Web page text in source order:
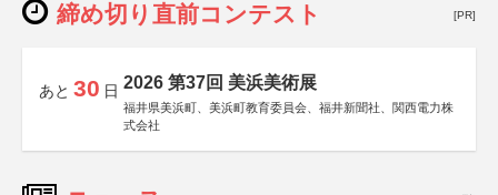
締め切り直前コンテスト [PR]
あと 30 日 2026 第37回 美浜美術展
福井県美浜町、美浜町教育委員会、福井新聞社、関西電力株
式会社